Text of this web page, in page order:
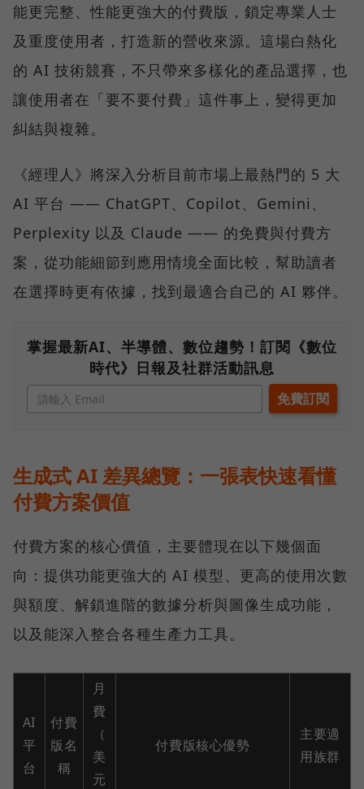
能更完整、性能更強大的付費版，鎖定專業人士
及重度使用者，打造新的營收來源。這場白熱化
的 AI 技術競賽，不只帶來多樣化的產品選擇，也
讓使用者在「要不要付費」這件事上，變得更加
糾結與複雜。
《經理人》將深入分析目前市場上最熱門的 5 大
AI 平台 —— ChatGPT、Copilot、Gemini、
Perplexity 以及 Claude —— 的免費與付費方
案，從功能細節到應用情境全面比較，幫助讀者
在選擇時更有依據，找到最適合自己的 AI 夥伴。
掌握最新AI、半導體、數位趨勢！訂閱《數位
時代》日報及社群活動訊息
生成式 AI 差異總覽：一張表快速看懂
付費方案價值
付費方案的核心價值，主要體現在以下幾個面
向：提供功能更強大的 AI 模型、更高的使用次數
與額度、解鎖進階的數據分析與圖像生成功能，
以及能深入整合各種生產力工具。
AI
平
台
付費
版名
稱
月
費
（
美
元
付費版核心優勢
主要適
用族群